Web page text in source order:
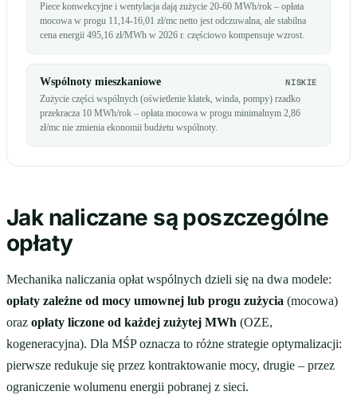
Piece konwekcyjne i wentylacja dają zużycie 20-60 MWh/rok – opłata
mocowa w progu 11,14-16,01 zł/mc netto jest odczuwalna, ale stabilna
cena energii 495,16 zł/MWh w 2026 r. częściowo kompensuje wzrost.
Wspólnoty mieszkaniowe NISKIE
Zużycie części wspólnych (oświetlenie klatek, winda, pompy) rzadko
przekracza 10 MWh/rok – opłata mocowa w progu minimalnym 2,86
zł/mc nie zmienia ekonomii budżetu wspólnoty.
Jak naliczane są poszczególne
opłaty
Mechanika naliczania opłat wspólnych dzieli się na dwa modele:
opłaty zależne od mocy umownej lub progu zużycia (mocowa)
oraz opłaty liczone od każdej zużytej MWh (OZE,
kogeneracyjna). Dla MŚP oznacza to różne strategie optymalizacji:
pierwsze redukuje się przez kontraktowanie mocy, drugie – przez
ograniczenie wolumenu energii pobranej z sieci.